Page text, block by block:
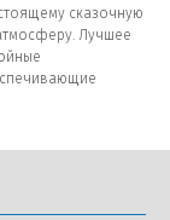
сказочную
Лучшее